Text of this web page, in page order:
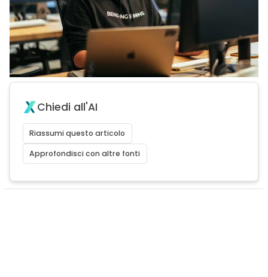
Chiedi all'AI
Riassumi questo articolo
Approfondisci con altre fonti